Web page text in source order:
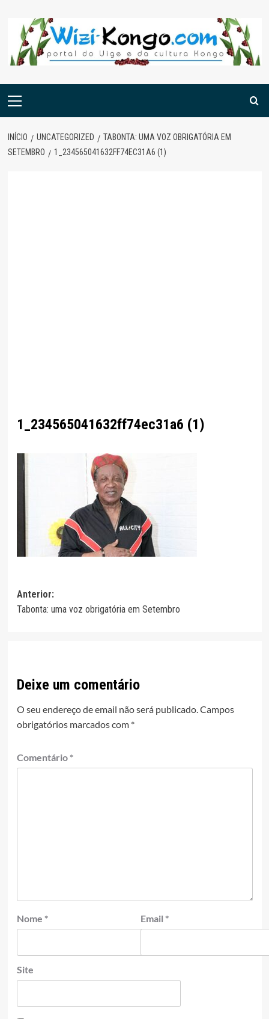
content
Menu
INÍCIO UNCATEGORIZED
TABONTA: UMA VOZ OBRIGATÓRIA EM
SETEMBRO
1_234565041632FF74EC31A6 (1)
1_234565041632ff74ec31a6 (1)
Navegação
de
Anterior:
Tabonta: uma voz obrigatória em Setembro
Deixe um comentário
O seu endereço de email não será publicado.Campos
obrigatórios marcados com *
Comentário *
Nome * Email *
Site